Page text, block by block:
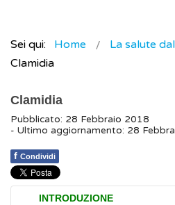
Sei qui: Home La salute
Clamidia
Clamidia
Pubblicato: 28 Febbraio 2018
- Ultimo aggiornamento: 28
f Condividi
INTRODUZIONE